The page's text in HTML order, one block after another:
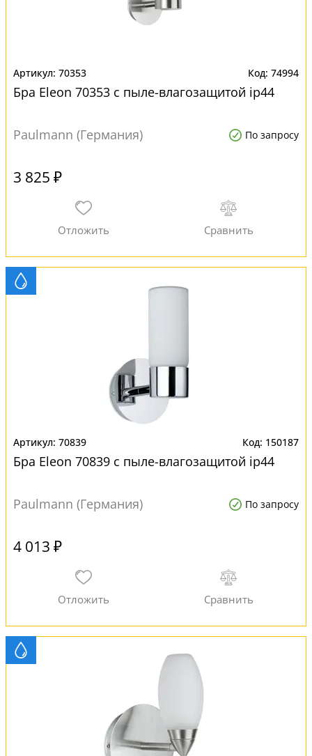
70353 74994
Бра Eleon 70353 с пыле-влагозащитой ip44
Paulmann (Германия) По запросу
3 825 ₽
70839 150187
Бра Eleon 70839 с пыле-влагозащитой ip44
Paulmann (Германия) По запросу
4 013 ₽